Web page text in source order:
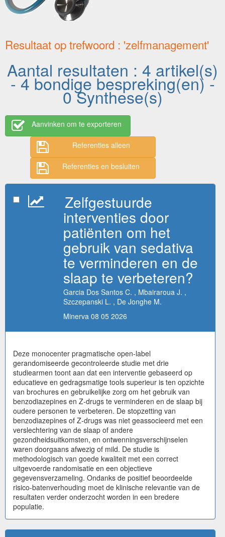
Resultaat op trefwoord : 'zelfmanagement'
Aantal resultaten : 4 artikel(s)
- 4 bondige bespreking(en) -
0 Synthese(s)
Aanvinken om te exporteren
Referenties alleen
Referenties en besluiten
Zelfgestuurde
interventies door
patiënten om het
gebruik van sedativa
te verminderen en de
slaap te verbeteren?
Garcia Dos Santos C. , Mbairaroua J. ,
Szczepanski L. , De Jonghe M.
Minerva 08 05 2026
Deze monocenter pragmatische open-label
gerandomiseerde gecontroleerde studie met drie
studiearmen toont aan dat een interventie gebaseerd op
educatieve en gedragsmatige tools superieur is ten opzichte
van brochures en gebruikelijke zorg om het gebruik van
benzodiazepines en Z-drugs te verminderen en de slaap bij
oudere personen te verbeteren. De stopzetting van
benzodiazepines of Z-drugs was niet geassocieerd met een
verslechtering van de slaap of andere
gezondheidsuitkomsten, en ontwenningsverschijnselen
waren doorgaans afwezig of mild. De studie is
methodologisch van goede kwaliteit met een correct
uitgevoerde randomisatie en een objectieve
gegevensverzameling. Ondanks de positief beoordeelde
risico-batenverhouding moet de klinische relevantie van de
resultaten verder onderzocht worden in een bredere
populatie.